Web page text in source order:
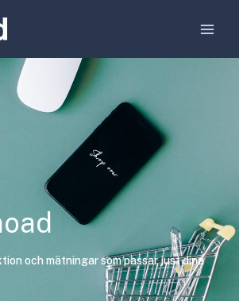
och mätningar som passar just dina